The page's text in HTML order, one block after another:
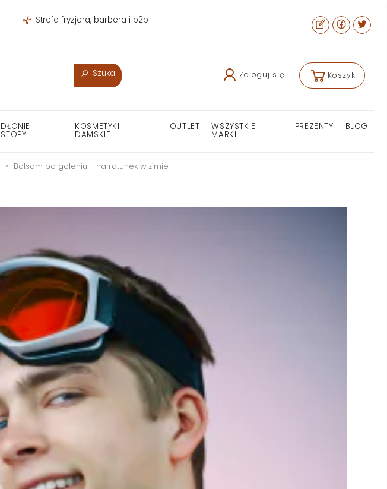
Strefa fryzjera, barbera i b2b
Szukaj Zaloguj się Koszyk
DŁONIE I
STOPY
KOSMETYKI
DAMSKIE
OUTLET WSZYSTKIE
MARKI
PREZENTY BLOG
Balsam po goleniu - na ratunek w zimie